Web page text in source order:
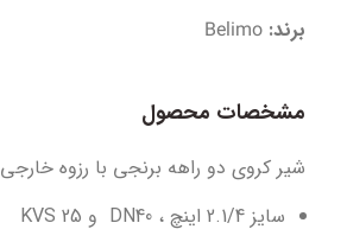
برند: Belimo
مشخصات محصول
شیر کروی دو راهه برنجی با رزوه خارجی
سایز 2.1/4 اینچ ، DN40 و KVS 25